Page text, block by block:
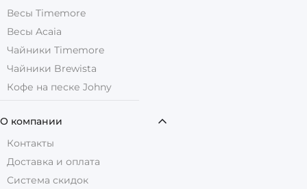
Весы Timemore
Весы Acaia
Чайники Timemore
Чайники Brewista
Кофе на песке Johny
О компании
Контакты
Доставка и оплата
Система скидок